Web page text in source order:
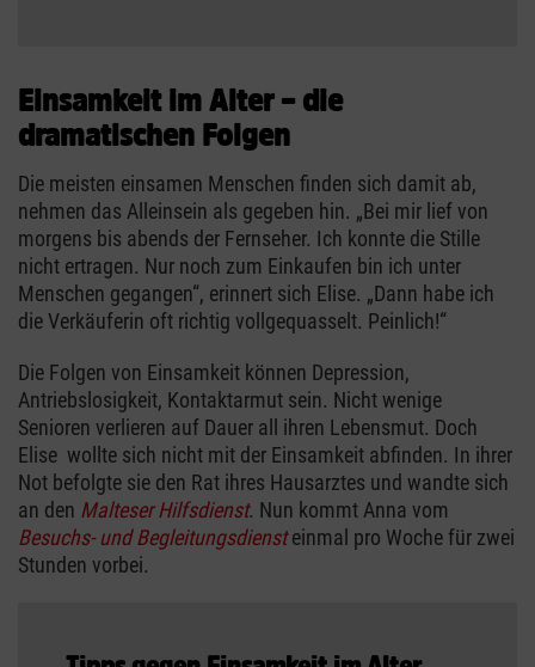
Einsamkeit im Alter – die
dramatischen Folgen
Die meisten einsamen Menschen finden sich damit ab,
nehmen das Alleinsein als gegeben hin. „Bei mir lief von
morgens bis abends der Fernseher. Ich konnte die Stille
nicht ertragen. Nur noch zum Einkaufen bin ich unter
Menschen gegangen“, erinnert sich Elise. „Dann habe ich
die Verkäuferin oft richtig vollgequasselt. Peinlich!“
Die Folgen von Einsamkeit können Depression,
Antriebslosigkeit, Kontaktarmut sein. Nicht wenige
Senioren verlieren auf Dauer all ihren Lebensmut. Doch
Elise wollte sich nicht mit der Einsamkeit abfinden. In ihrer
Not befolgte sie den Rat ihres Hausarztes und wandte sich
an den Malteser Hilfsdienst. Nun kommt Anna vom
Besuchs- und Begleitungsdiensteinmal pro Woche für zwei
Stunden vorbei.